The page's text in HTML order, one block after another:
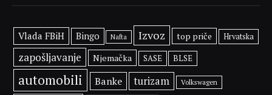
Vlada FBiH Bingo Nafta Izvoz top priče Hrvatska
zapošljavanje Njemačka SASE BLSE
automobili Banke turizam Volkswagen